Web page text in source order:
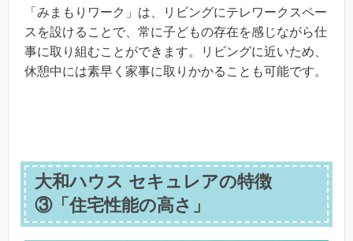
「みまもりワーク」は、リビングにテレワークスペー
スを設けることで、常に子どもの存在を感じながら仕
事に取り組むことができます。リビングに近いため、
休憩中には素早く家事に取りかかることも可能です。
大和ハウス セキュレアの特徴
③「住宅性能の高さ」